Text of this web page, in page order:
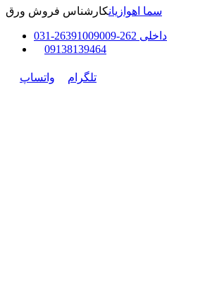
سما اهوازیانکارشناس فروش ورق
داخلی 262-263
91009009
-
031
09138139464
تلگرام واتساپ